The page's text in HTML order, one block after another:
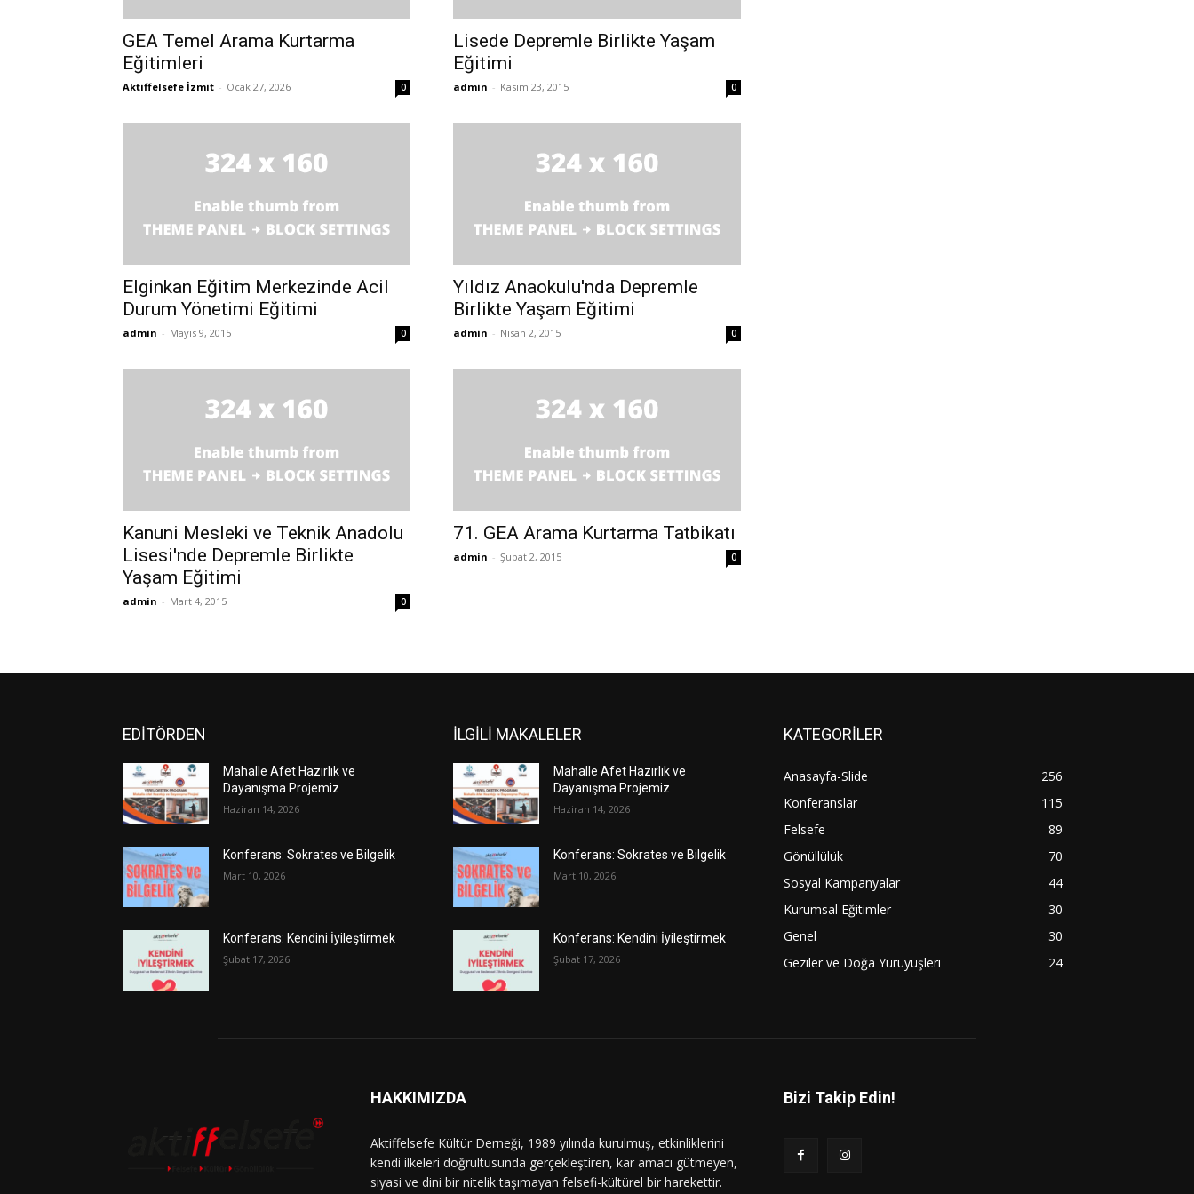
GEA Temel Arama Kurtarma
Eğitimleri
Aktiffelsefe İzmit - Ocak 27, 2026 0
Lisede Depremle Birlikte Yaşam
Eğitimi
admin - Kasım 23, 2015 0
Elginkan Eğitim Merkezinde Acil
Durum Yönetimi Eğitimi
admin - Mayıs 9, 2015 0
Yıldız Anaokulu'nda Depremle
Birlikte Yaşam Eğitimi
admin - Nisan 2, 2015 0
Kanuni Mesleki ve Teknik Anadolu
Lisesi'nde Depremle Birlikte
Yaşam Eğitimi
admin - Mart 4, 2015 0
71. GEA Arama Kurtarma Tatbikatı
admin - Şubat 2, 2015 0
EDİTÖRDEN
Mahalle Afet Hazırlık ve
Dayanışma Projemiz
Haziran 14, 2026
Konferans: Sokrates ve Bilgelik
Mart 10, 2026
Konferans: Kendini İyileştirmek
Şubat 17, 2026
İLGİLİ MAKALELER
Mahalle Afet Hazırlık ve
Dayanışma Projemiz
Haziran 14, 2026
Konferans: Sokrates ve Bilgelik
Mart 10, 2026
Konferans: Kendini İyileştirmek
Şubat 17, 2026
KATEGORİLER
Anasayfa-Slide
256
Konferanslar
115
Felsefe
89
Gönüllülük
70
Sosyal Kampanyalar
44
Kurumsal Eğitimler
30
Genel
30
Geziler ve Doğa Yürüyüşleri
24
HAKKIMIZDA
Aktiffelsefe Kültür Derneği, 1989 yılında kurulmuş, etkinliklerini
kendi ilkeleri doğrultusunda gerçekleştiren, kar amacı gütmeyen,
siyasi ve dini bir nitelik taşımayan felsefi-kültürel bir harekettir.
Bizi Takip Edin!